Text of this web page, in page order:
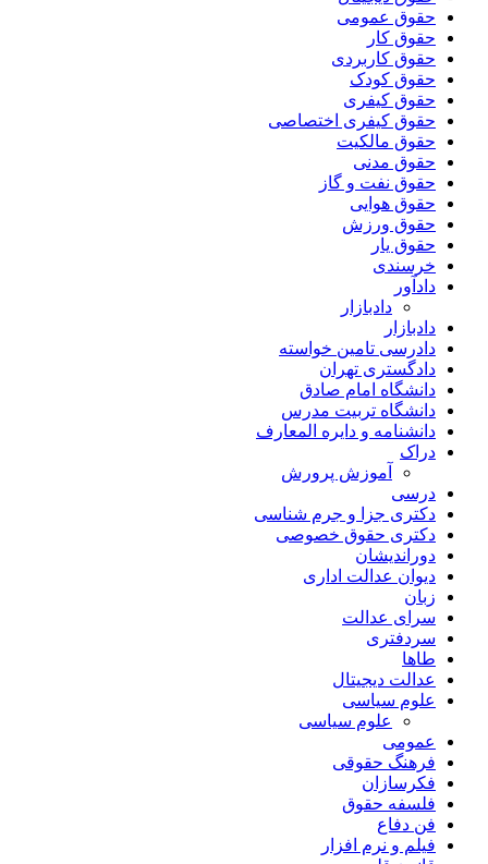
حقوق عمومی
حقوق کار
حقوق کاربردی
حقوق کودک
حقوق کیفری
حقوق کیفری اختصاصی
حقوق مالکیت
حقوق مدنی
حقوق نفت و گاز
حقوق هوایی
حقوق ورزش
حقوق یار
خرسندی
دادآور
دادبازار
دادبازار
دادرسی تامین خواسته
دادگستری تهران
دانشگاه امام صادق
دانشگاه تربیت مدرس
دانشنامه و دایره المعارف
دراک
آموزش پرورش
درسی
دکتری جزا و جرم شناسی
دکتری حقوق خصوصی
دوراندیشان
دیوان عدالت اداری
زبان
سرای عدالت
سردفتری
طاها
عدالت دیجیتال
علوم سیاسی
علوم سیاسی
عمومی
فرهنگ حقوقی
فکرسازان
فلسفه حقوق
فن دفاع
فیلم و نرم افزار